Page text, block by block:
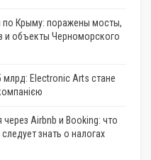
по Крыму: поражены мосты,
и объекты Черноморского
млрд: Electronic Arts стане
Airbnb и Booking: что
знать о налогах